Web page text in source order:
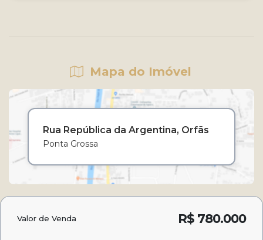
Mapa do Imóvel
Rua República da Argentina Orfãs
Ponta Grossa
R$ 780.000
Valor de Venda